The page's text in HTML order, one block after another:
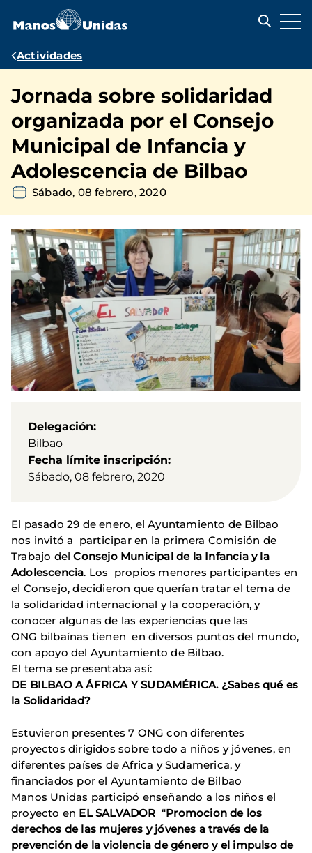
contenido
Ruta
navegación
Actividades
Jornada sobre solidaridad
organizada por el Consejo
Municipal de Infancia y
Adolescencia de Bilbao
Sábado, 08 febrero, 2020
Delegación
Bilbao
Fecha límite inscripción
Sábado, 08 febrero, 2020
El pasado 29 de enero, el Ayuntamiento de Bilbao
nos invitó a participar en la primera Comisión de
Trabajo delConsejo Municipal de la Infancia y la
Adolescencia. Los propios menores participantes en
el Consejo, decidieron que querían tratar el tema de
la solidaridad internacional y la cooperación, y
conocer algunas de las experiencias que las
ONG bilbaínas tienen en diversos puntos del mundo,
con apoyo del Ayuntamiento de Bilbao.
El tema se presentaba así:
DE BILBAO A ÁFRICA Y SUDAMÉRICA. ¿Sabes qué es
la Solidaridad?
Estuvieron presentes 7 ONG con diferentes
proyectos dirigidos sobre todo a niños y jóvenes, en
diferentes países de Africa y Sudamerica, y
financiados por el Ayuntamiento de Bilbao
Manos Unidas participó enseñando a los niños el
proyecto en EL SALVADOR “Promocion de los
derechos de las mujeres y jóvenes a través de la
prevención de la violencia de género y el impulso de